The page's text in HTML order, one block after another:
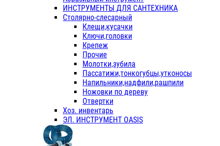
ИНСТРУМЕНТЫ ДЛЯ САНТЕХНИКА
Столярно-слесарный
Клещи,кусачки
Ключи,головки
Крепеж
Прочие
Молотки,зубила
Пассатижи,тонкогубцы,утконосы
Напильники,надфили,рашпили
Ножовки по дереву
Отвертки
Хоз. инвентарь
ЭЛ. ИНСТРУМЕНТ OASIS